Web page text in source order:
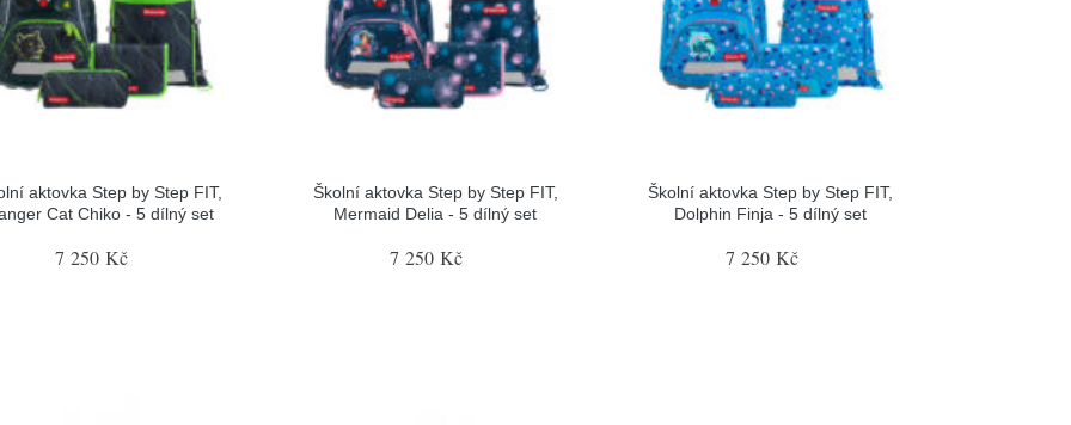
aktovka Step by Step FIT,
Cat Chiko - 5 dílný set
7 250 Kč
Školní aktovka Step by Step FIT,
Mermaid Delia - 5 dílný set
7 250 Kč
Školní aktovka Step by Step FIT,
Dolphin Finja - 5 dílný set
7 250 Kč